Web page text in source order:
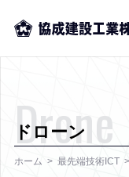
Drone
ドローン
ホーム 最先端技術ICT